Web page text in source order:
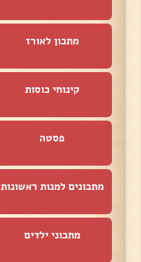
מתכון לאורז
קינוחי כוסות
פסטה
מתכונים למנות ראשונות
מתכוני ילדים